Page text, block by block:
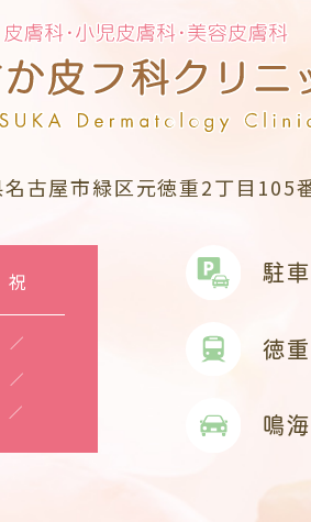
名古屋市緑区元徳重2丁目105
祝
／
／
／
駐
徳
鳴